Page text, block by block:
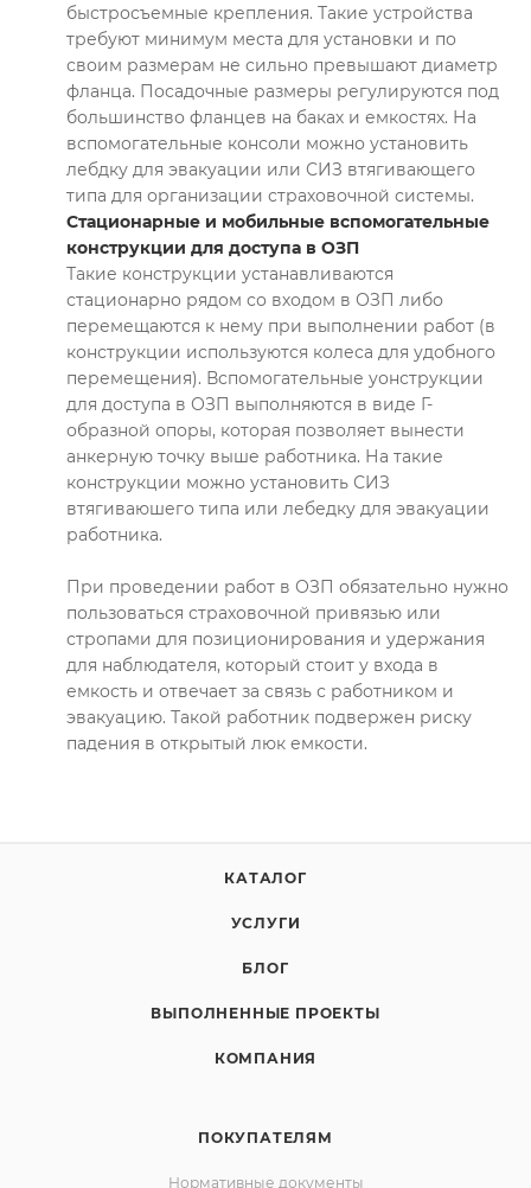
быстросъемные крепления. Такие устройства
требуют минимум места для установки и по
своим размерам не сильно превышают диаметр
фланца. Посадочные размеры регулируются под
большинство фланцев на баках и емкостях. На
вспомогательные консоли можно установить
лебдку для эвакуации или СИЗ втягивающего
типа для организации страховочной системы.
Стационарные и мобильные вспомогательные
конструкции для доступа в ОЗП
Такие конструкции устанавливаются
стационарно рядом со входом в ОЗП либо
перемещаются к нему при выполнении работ (в
конструкции используются колеса для удобного
перемещения). Вспомогательные уонструкции
для доступа в ОЗП выполняются в виде Г-
образной опоры, которая позволяет вынести
анкерную точку выше работника. На такие
конструкции можно установить СИЗ
втягиваюшего типа или лебедку для эвакуации
работника.
При проведении работ в ОЗП обязательно нужно
пользоваться страховочной привязью или
стропами для позиционирования и удержания
для наблюдателя, который стоит у входа в
емкость и отвечает за связь с работником и
эвакуацию. Такой работник подвержен риску
падения в открытый люк емкости.
КАТАЛОГ
УСЛУГИ
БЛОГ
ВЫПОЛНЕННЫЕ ПРОЕКТЫ
КОМПАНИЯ
ПОКУПАТЕЛЯМ
Нормативные документы